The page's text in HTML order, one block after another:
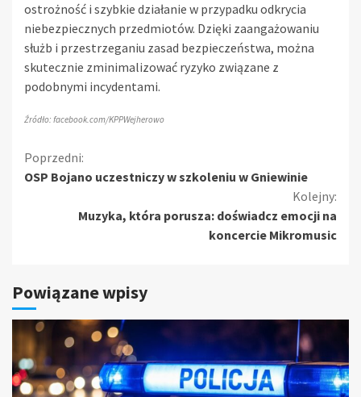
ostrożność i szybkie działanie w przypadku odkrycia
niebezpiecznych przedmiotów. Dzięki zaangażowaniu
służb i przestrzeganiu zasad bezpieczeństwa, można
skutecznie zminimalizować ryzyko związane z
podobnymi incydentami.
Źródło: facebook.com/KPPWejherowo
Kontynuuj
czytanie
Poprzedni:
OSP Bojano uczestniczy w szkoleniu w Gniewinie
Kolejny:
Muzyka, która porusza: doświadcz emocji na
koncercie Mikromusic
Powiązane wpisy